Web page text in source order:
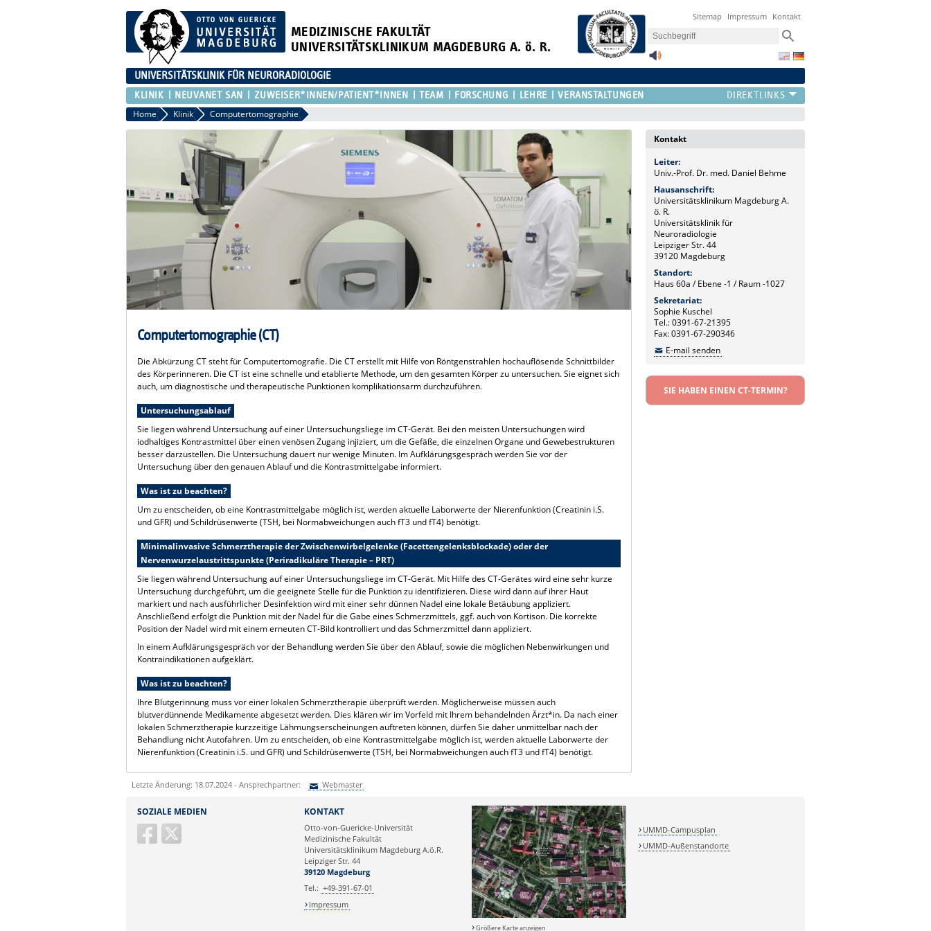
MEDIZINISCHE FAKULTÄT
UNIVERSITÄTSKLINIKUM MAGDEBURG A. ö. R.
Sitemap Impressum Kontakt
UNIVERSITÄTSKLINIK FÜR NEURORADIOLOGIE
KLINIK NEUVANET SAN ZUWEISER*INNEN/PATIENT*INNEN TEAM FORSCHUNG LEHRE VERANSTALTUNGEN
Home Klinik Computertomographie
Computertomographie (CT)
Die Abkürzung CT steht für Computertomografie. Die CT erstellt mit Hilfe von Röntgenstrahlen hochauflösende Schnittbilder
des Körperinneren. Die CT ist eine schnelle und etablierte Methode, um den gesamten Körper zu untersuchen. Sie eignet sich
auch, um diagnostische und therapeutische Punktionen komplikationsarm durchzuführen.
Untersuchungsablauf
Sie liegen während Untersuchung auf einer Untersuchungsliege im CT-Gerät. Bei den meisten Untersuchungen wird
iodhaltiges Kontrastmittel über einen venösen Zugang injiziert, um die Gefäße, die einzelnen Organe und Gewebestrukturen
besser darzustellen. Die Untersuchung dauert nur wenige Minuten. Im Aufklärungsgespräch werden Sie vor der
Untersuchung über den genauen Ablauf und die Kontrastmittelgabe informiert.
Was ist zu beachten?
Um zu entscheiden, ob eine Kontrastmittelgabe möglich ist, werden aktuelle Laborwerte der Nierenfunktion (Creatinin i.S.
und GFR) und Schildrüsenwerte (TSH, bei Normabweichungen auch fT3 und fT4) benötigt.
Minimalinvasive Schmerztherapie der Zwischenwirbelgelenke (Facettengelenksblockade) oder der
Nervenwurzelaustrittspunkte (Periradikuläre Therapie – PRT)
Sie liegen während Untersuchung auf einer Untersuchungsliege im CT-Gerät. Mit Hilfe des CT-Gerätes wird eine sehr kurze
Untersuchung durchgeführt, um die geeignete Stelle für die Punktion zu identifizieren. Diese wird dann auf ihrer Haut
markiert und nach ausführlicher Desinfektion wird mit einer sehr dünnen Nadel eine lokale Betäubung appliziert.
Anschließend erfolgt die Punktion mit der Nadel für die Gabe eines Schmerzmittels, ggf. auch von Kortison. Die korrekte
Position der Nadel wird mit einem erneuten CT-Bild kontrolliert und das Schmerzmittel dann appliziert.
In einem Aufklärungsgespräch vor der Behandlung werden Sie über den Ablauf, sowie die möglichen Nebenwirkungen und
Kontraindikationen aufgeklärt.
Was ist zu beachten?
Ihre Blutgerinnung muss vor einer lokalen Schmerztherapie überprüft werden. Möglicherweise müssen auch
blutverdünnende Medikamente abgesetzt werden. Dies klären wir im Vorfeld mit Ihrem behandelnden Ärzt*in. Da nach einer
lokalen Schmerztherapie kurzzeitige Lähmungserscheinungen auftreten können, dürfen Sie daher unmittelbar nach der
Behandlung nicht Autofahren. Um zu entscheiden, ob eine Kontrastmittelgabe möglich ist, werden aktuelle Laborwerte der
Nierenfunktion (Creatinin i.S. und GFR) und Schildrüsenwerte (TSH, bei Normabweichungen auch fT3 und fT4) benötigt.
SIE HABEN EINEN CT-TERMIN?
Kontakt
Leiter:
Univ.-Prof. Dr. med. Daniel Behme
Hausanschrift:
Universitätsklinikum Magdeburg A.
ö. R.
Universitätsklinik für
Neuroradiologie
Leipziger Str. 44
39120 Magdeburg
Standort:
Haus 60a / Ebene -1 / Raum -1027
Sekretariat:
Sophie Kuschel
Tel.: 0391-67-21395
Fax: 0391-67-290346
E-mail senden
Letzte Änderung: 18.07.2024 - Ansprechpartner: Webmaster
Ihre E-Mailadresse:
SOZIALE MEDIEN KONTAKT
Otto-von-Guericke-Universität
Medizinische Fakultät
Universitätsklinikum Magdeburg A.ö.R.
Leipziger Str. 44
39120 Magdeburg
Tel.: +49-391-67-01
Impressum
Größere Karte anzeigen
UMMD-Campusplan
UMMD-Außenstandorte